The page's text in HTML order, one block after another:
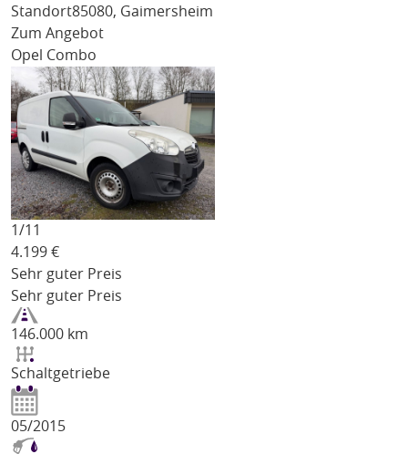
Standort85080, Gaimersheim
Zum Angebot
Opel Combo
1/11
4.199 €
Sehr guter Preis
Sehr guter Preis
146.000 km
Schaltgetriebe
05/2015